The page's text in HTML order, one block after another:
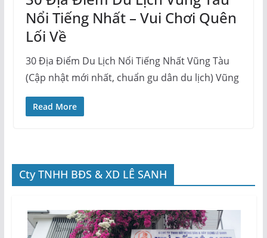
Nổi Tiếng Nhất – Vui Chơi Quên
Lối Về
30 Địa Điểm Du Lịch Nổi Tiếng Nhất Vũng Tàu
(Cập nhật mới nhất, chuẩn gu dân du lịch) Vũng
Read More
Cty TNHH BĐS & XD LÊ SANH